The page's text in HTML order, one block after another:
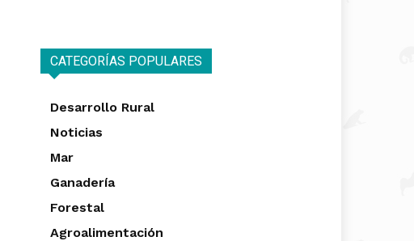
CATEGORÍAS POPULARES
Desarrollo Rural
Noticias
Mar
Ganadería
Forestal
Agroalimentación